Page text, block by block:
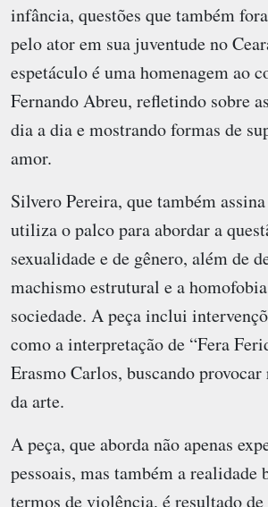
infância, questões que também
pelo ator em sua juventude no
espetáculo é uma homenagem ao
Fernando Abreu, refletindo sobre
dia a dia e mostrando formas de
amor.
Silvero Pereira, que também
utiliza o palco para abordar a
sexualidade e de gênero, além de
machismo estrutural e a
sociedade. A peça inclui
como a interpretação de “Fera
Erasmo Carlos, buscando provocar
da arte.
A peça, que aborda não apenas
pessoais, mas também a realidade
termos de violência, é resultado de